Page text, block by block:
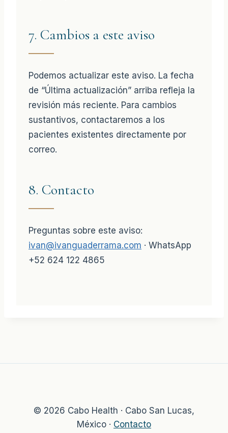
7. Cambios a este aviso
Podemos actualizar este aviso. La fecha
de “Última actualización” arriba refleja la
revisión más reciente. Para cambios
sustantivos, contactaremos a los
pacientes existentes directamente por
correo.
8. Contacto
Preguntas sobre este aviso:
ivan@ivanguaderrama.com · WhatsApp
+52 624 122 4865
© 2026 Cabo Health · Cabo San Lucas,
México · Contacto